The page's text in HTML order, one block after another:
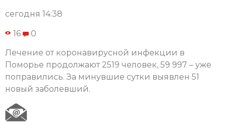
сегодня 14:38
16 0
Лечение от коронавирусной инфекции в
Поморье продолжают 2519 человек, 59 997 – уже
поправились. За минувшие сутки выявлен 51
новый заболевший.